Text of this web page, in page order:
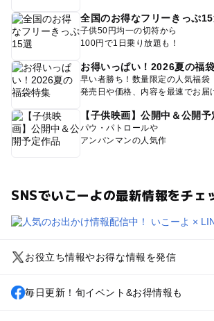
全国のお得なフリーきっぷ
子供50円均一の切符から
100円で1日乗り放題も！
お得いっぱい！2026夏の福
早い者勝ち！数量限定の人気福袋
発売日や価格、内容を最速でお届
【子供映画】公開中＆公開
パウ・パトロールや
アンパンマンの人気作
SNSでいこーよの最新情報をチェ
お役立ち情報やお得な情報を発信
毎日更新！旬イベント&お得情報も